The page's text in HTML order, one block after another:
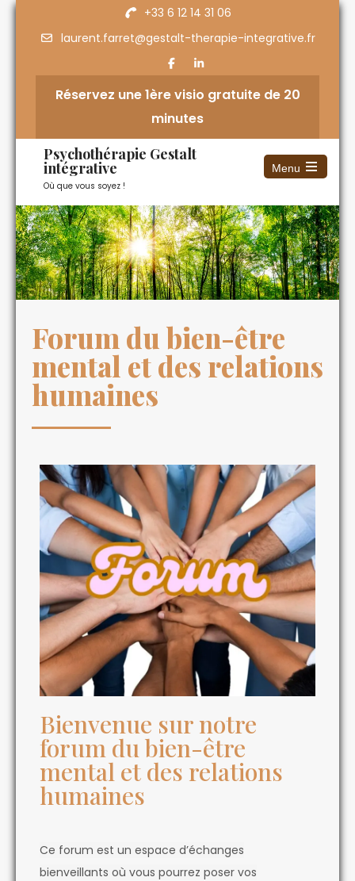
+33 6 12 14 31 06
laurent.farret@gestalt-therapie-integrative.fr
Réservez une 1ère visio gratuite de 20
minutes
Psychothérapie Gestalt
intégrative
Où que vous soyez !
Menu
Forum du bien-être
mental et des relations
humaines
Bienvenue sur notre
forum du bien-être
mental et des relations
humaines
Ce forum est un espace d’échanges
bienveillants où vous pourrez poser vos